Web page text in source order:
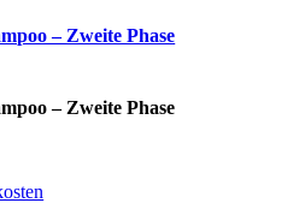
– Zweite Phase
– Zweite Phase